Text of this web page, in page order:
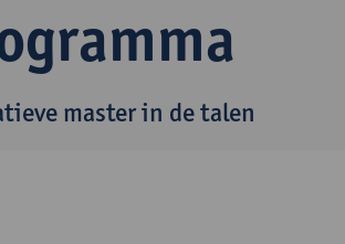
master in de talen